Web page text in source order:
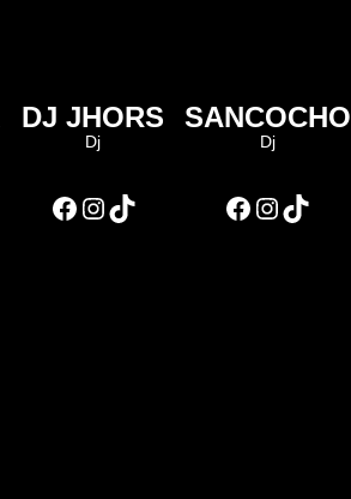
DJ JHORS
Dj
Facebook Instagram TikTok
SANCOCHO
Dj
Facebook Instagram TikTok